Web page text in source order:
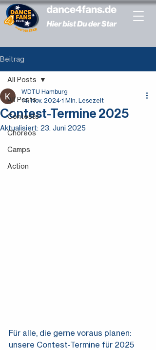
Beitrag
All Posts
Contests
Choreos
Camps
Action
All Posts
Contest-Termine 2025
WDTU Hamburg
14. Nov. 2024 1 Min. Lesezeit
Aktualisiert: 23. Juni 2025
Für alle, die gerne voraus planen:
unsere Contest-Termine für 2025